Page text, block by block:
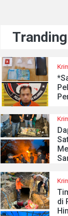
Tranding
di